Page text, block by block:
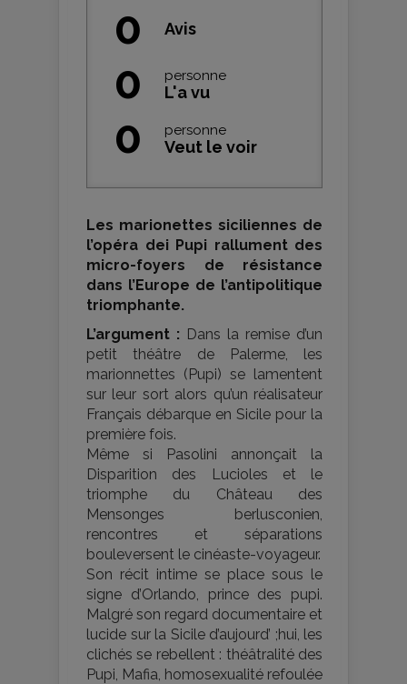
0 Avis
0 personne
L'a vu
0 personne
Veut le voir
Les marionettes siciliennes de
l’opéra dei Pupi rallument des
micro-foyers de résistance
dans l’Europe de l’antipolitique
triomphante.
L’argument : Dans la remise d’un
petit théâtre de Palerme, les
marionnettes (Pupi) se lamentent
sur leur sort alors qu’un réalisateur
Français débarque en Sicile pour la
première fois.
Même si Pasolini annonçait la
Disparition des Lucioles et le
triomphe du Château des
Mensonges berlusconien,
rencontres et séparations
bouleversent le cinéaste-voyageur.
Son récit intime se place sous le
signe d’Orlando, prince des pupi.
Malgré son regard documentaire et
lucide sur la Sicile d’aujourd’ ;hui, les
clichés se rebellent : théâtralité des
Pupi, Mafia, homosexualité refoulée